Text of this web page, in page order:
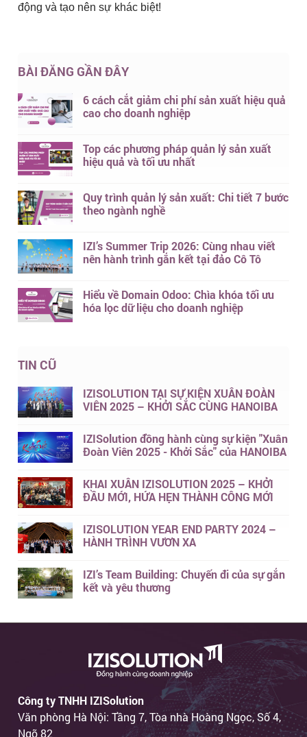
động và tạo nên sự khác biệt!
BÀI ĐĂNG GẦN ĐÂY
6 cách cắt giảm chi phí sản xuất hiệu quả
cao cho doanh nghiệp
Top các phương pháp quản lý sản xuất
hiệu quả và tối ưu nhất
Quy trình quản lý sản xuất: Chi tiết 7 bước
theo ngành nghề
IZI’s Summer Trip 2026: Cùng nhau viết
nên hành trình gắn kết tại đảo Cô Tô
Hiểu về Domain Odoo: Chìa khóa tối ưu
hóa lọc dữ liệu cho doanh nghiệp
TIN CŨ
IZISOLUTION TẠI SỰ KIỆN XUÂN ĐOÀN
VIÊN 2025 – KHỞI SẮC CÙNG HANOIBA
IZISolution đồng hành cùng sự kiện "Xuân
Đoàn Viên 2025 - Khởi Sắc" của HANOIBA
KHAI XUÂN IZISOLUTION 2025 – KHỞI
ĐẦU MỚI, HỨA HẸN THÀNH CÔNG MỚI
IZISOLUTION YEAR END PARTY 2024 –
HÀNH TRÌNH VƯƠN XA
IZI’s Team Building: Chuyến đi của sự gắn
kết và yêu thương
Công ty TNHH IZISolution
Văn phòng Hà Nội: Tầng 7, Tòa nhà Hoàng Ngọc, Số 4,
Ngõ 82